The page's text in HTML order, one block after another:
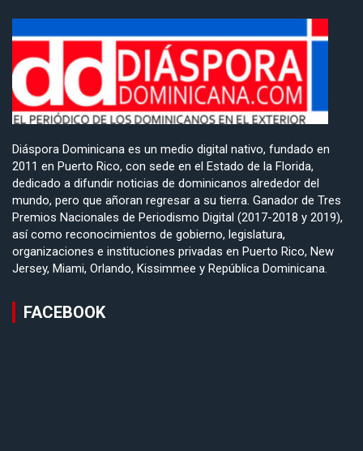
Diáspora Dominicana es un medio digital nativo, fundado en
2011 en Puerto Rico, con sede en el Estado de la Florida,
dedicado a difundir noticias de dominicanos alrededor del
mundo, pero que añoran regresar a su tierra. Ganador de Tres
Premios Nacionales de Periodismo Digital (2017-2018 y 2019),
así como reconocimientos de gobierno, legislatura,
organizaciones e instituciones privadas en Puerto Rico, New
Jersey, Miami, Orlando, Kissimmee y República Dominicana.
FACEBOOK